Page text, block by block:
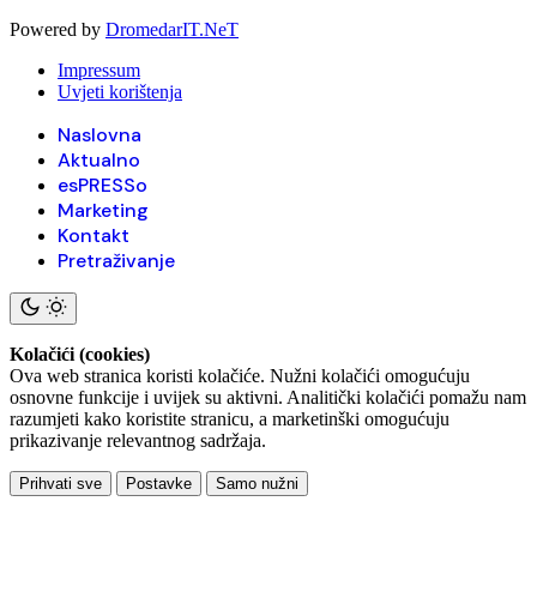
Powered by DromedarIT.NeT
Impressum
Uvjeti korištenja
Naslovna
Aktualno
esPRESSo
Marketing
Kontakt
Pretraživanje
Kolačići (cookies)
Ova web stranica koristi kolačiće. Nužni kolačići omogućuju
osnovne funkcije i uvijek su aktivni. Analitički kolačići pomažu nam
razumjeti kako koristite stranicu, a marketinški omogućuju
prikazivanje relevantnog sadržaja.
Prihvati sve Postavke Samo nužni